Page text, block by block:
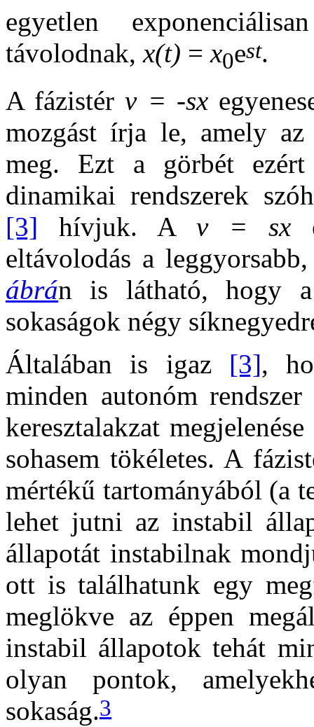
egyetlen
távolodnak,x(t) =x0est.
A fázistérv = -sx
mozgást írja le, amely
meg. Ezt a görbét
dinamikai rendszerek
[3] hívjuk. A v = sx
eltávolodás a
ábrán is látható, hogy
sokaságok négy
Általában is igaz [3],
minden autonóm
keresztalakzat
sohasem tökéletes. A
mértékű tartományából (a
lehet jutni az instabil
állapotát instabilnak
ott is találhatunk egy
meglökve az éppen
instabil állapotok tehát
olyan pontok,
sokaság.3